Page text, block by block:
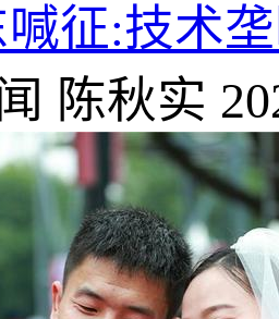
征:技术
陈秋实